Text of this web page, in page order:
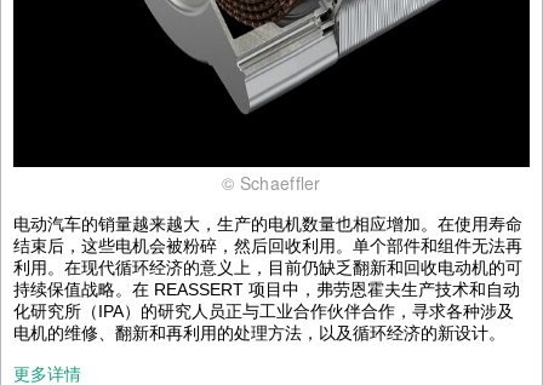
© Schaeffler
电动汽车的销量越来越大，生产的电机数量也相应增加。在使用寿命
结束后，这些电机会被粉碎，然后回收利用。单个部件和组件无法再
利用。在现代循环经济的意义上，目前仍缺乏翻新和回收电动机的可
持续保值战略。在 REASSERT 项目中，弗劳恩霍夫生产技术和自动
化研究所（IPA）的研究人员正与工业合作伙伴合作，寻求各种涉及
电机的维修、翻新和再利用的处理方法，以及循环经济的新设计。
更多详情